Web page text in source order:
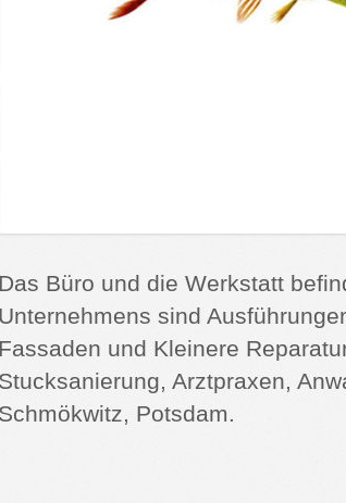
Das Büro und die Werkstatt
Unternehmens sind
Fassaden und Kleinere
Stucksanierung, Arztpraxen,
Schmökwitz, Potsdam.